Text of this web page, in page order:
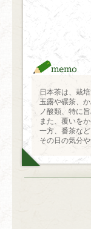
日本茶は、栽
玉露や碾茶、
ノ酸類、特に
また、覆いを
一方、番茶な
その日の気分